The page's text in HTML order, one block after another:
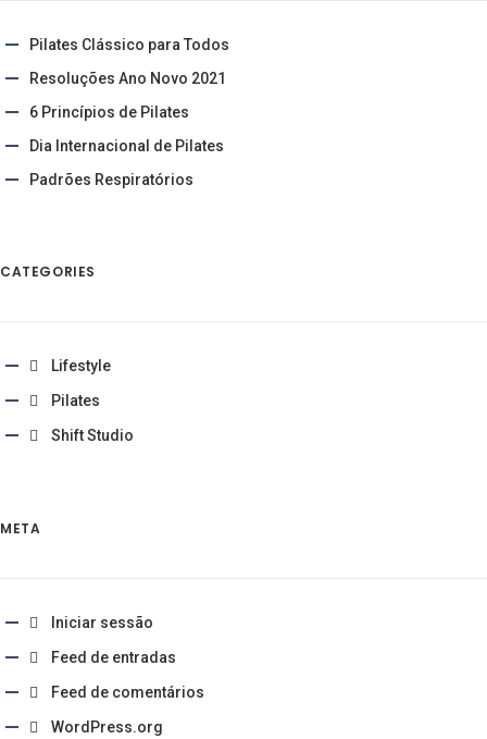
Pilates Clássico para Todos
Resoluções Ano Novo 2021
6 Princípios de Pilates
Dia Internacional de Pilates
Padrões Respiratórios
CATEGORIES
Lifestyle
Pilates
Shift Studio
META
Iniciar sessão
Feed de entradas
Feed de comentários
WordPress.org